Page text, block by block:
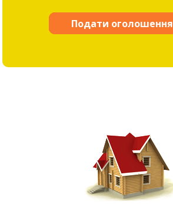
Подати оголошення